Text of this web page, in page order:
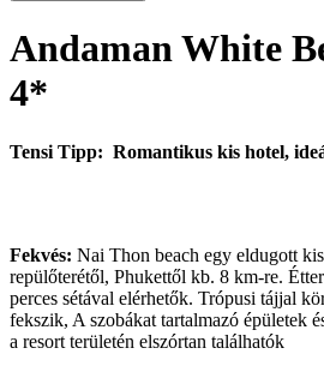
Andaman White
4*
Tensi Tipp: Romantikus kis hotel,
Fekvés: Nai Thon beach egy eldugott
repülőterétől, Phukettől kb. 8 km-re.
perces sétával elérhetők. Trópusi tájjal
fekszik, A szobákat tartalmazó épületek
a resort területén elszórtan találhatók